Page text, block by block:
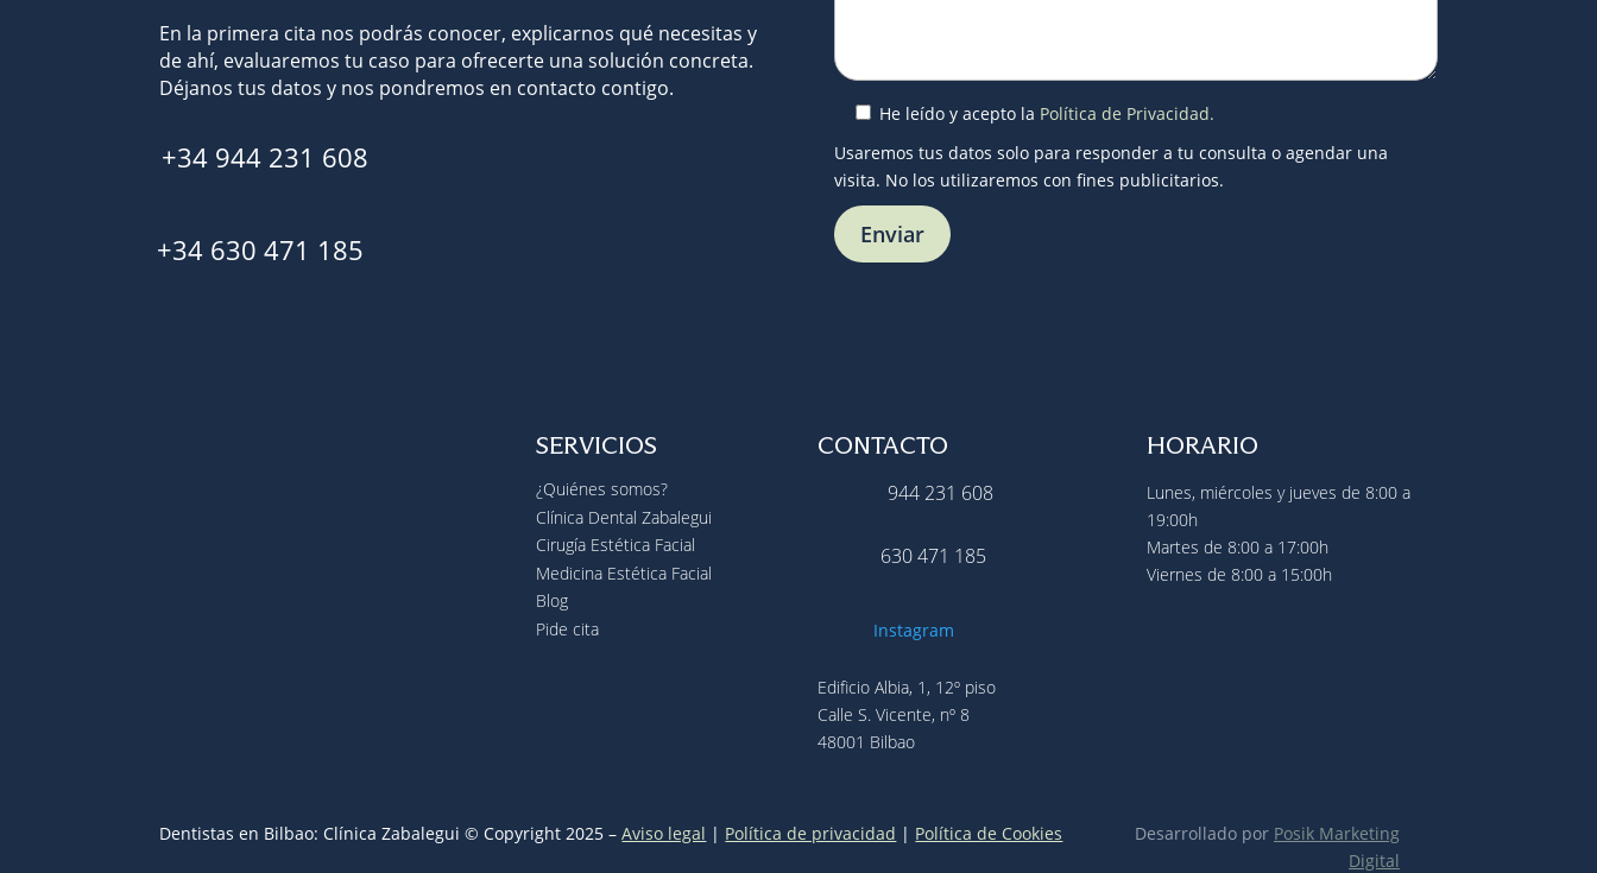
En la primera cita nos podrás conocer, explicarnos qué necesitas y
de ahí, evaluaremos tu caso para ofrecerte una solución concreta.
Déjanos tus datos y nos pondremos en contacto contigo.
+34 944 231 608
+34 630 471 185
He leído y acepto la Política de Privacidad.
Usaremos tus datos solo para responder a tu consulta o agendar una
visita. No los utilizaremos con fines publicitarios.
SERVICIOS
¿Quiénes somos?
Clínica Dental Zabalegui
Cirugía Estética Facial
Medicina Estética Facial
Blog
Pide cita
CONTACTO
944 231 608
630 471 185
Instagram
Edificio Albia, 1, 12º piso
Calle S. Vicente, nº 8
48001 Bilbao
HORARIO
Lunes, miércoles y jueves de 8:00 a
19:00h
Martes de 8:00 a 17:00h
Viernes de 8:00 a 15:00h
Dentistas en Bilbao: Clínica Zabalegui © Copyright 2025 –Aviso legal | Política de privacidad | Política de Cookies Desarrollado por Posik Marketing
Digital